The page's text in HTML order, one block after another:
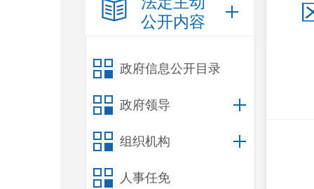
公开内容
政府信息公开目录
政府领导
组织机构
人事任免